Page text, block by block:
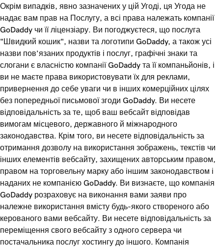
Окрім випадків, явно зазначених у цій Угоді, ця Угода не
надає вам прав на Послугу, а всі права належать компанії
GoDaddy чи її ліцензіару. Ви погоджуєтеся, що послуга
"Швидкий кошик", назви та логотипи GoDaddy, а також усі
назви пов’язаних продуктів і послуг, графічні знаки та
слогани є власністю компанії GoDaddy та її компаньйонів, і
ви не маєте права використовувати їх для реклами,
привернення до себе уваги чи в інших комерційних цілях
без попередньої письмової згоди GoDaddy. Ви несете
відповідальність за те, щоб ваш вебсайт відповідав
вимогам місцевого, державного й міжнародного
законодавства. Крім того, ви несете відповідальність за
отримання дозволу на використання зображень, текстів чи
інших елементів вебсайту, захищених авторським правом,
правом на торговельну марку або іншим законодавством і
наданих не компанією GoDaddy. Ви визнаєте, що компанія
GoDaddy розраховує на виконання вами заяви про
належне використання вмісту будь-якого створеного або
керованого вами вебсайту. Ви несете відповідальність за
переміщення свого вебсайту з одного сервера чи
постачальника послуг хостингу до іншого. Компанія